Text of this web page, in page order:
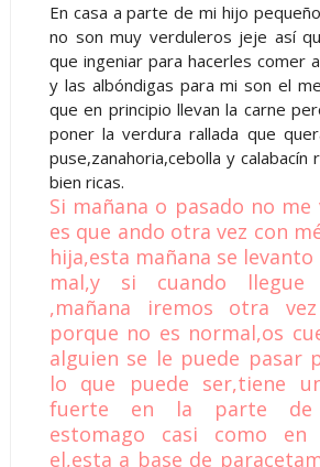
En casa a parte de mi hijo
no son muy verduleros jeje así
que ingeniar para hacerles comer
y las albóndigas para mi son el
que en principio llevan la carne
poner la verdura rallada que
puse,zanahoria,cebolla y calabacín
bien ricas.
Si mañana o pasado no
es que ando otra vez con
hija,esta mañana se
mal,y si cuando llegue
,mañana iremos otra
porque no es normal,os
alguien se le puede pasar
lo que puede ser,tiene
fuerte en la parte de
estomago casi como
el,esta a base de